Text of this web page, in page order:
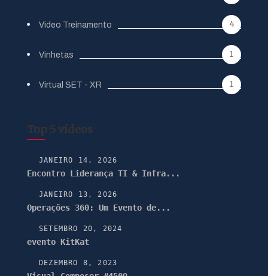
Video Treinamento 4
Vinhetas 1
Virtual SET - XR 1
Top 5 vídeos
JANEIRO 14, 2026
Encontro Liderança TI & Infra...
JANEIRO 13, 2026
Operações 360: Um Evento de...
SETEMBRO 20, 2024
evento KitKat
DEZEMBRO 8, 2023